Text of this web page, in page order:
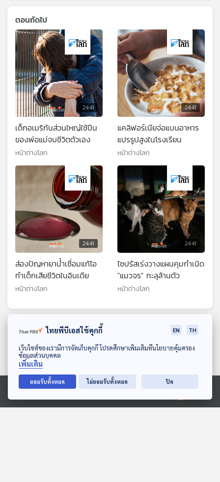
ดาวน์โหลด Thai PBS Podcast Application
Ⓒ 2020 องค์การกระจายเสียงและแพร่ภาพสาธารณะแห่งประเทศไทย
ตอนถัดไป
24:41
เด็กอเมริกันส่วนใหญ่ใช้ปืน
ของพ่อแม่จบชีวิตตัวเอง
หน้าต่างโลก
24:41
แคลิฟอร์เนียจ่อแบนอาหาร
แปรรูปสูงในโรงเรียน
หน้าต่างโลก
24:41
ส่องปัญหายาน้ำเชื่อมแก้ไอ
ทำเด็กเสียชีวิตในอินเดีย
หน้าต่างโลก
24:41
ไซปรัสเร่งวางแผนคุมกำเนิด
"แมวจร" ทะลุล้านตัว
หน้าต่างโลก
ตอนที่เกี่ยวข้องไทยพีบีเอสใช้คุกกี้ EN TH
เว็บไซต์ของเรามีการจัดเก็บคุกกี้ โปรดศึกษาเพิ่มเติมที่นโยบายคุ้มครอง
ข้อมูลส่วนบุคคล
เพิ่มเติม
ยอมรับทั้งหมด ไม่ยอมรับทั้งหมด ปิด